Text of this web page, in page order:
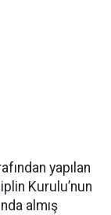
yapılan
Kurulu’nun
almış